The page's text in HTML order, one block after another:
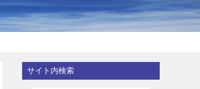
サイト内検索